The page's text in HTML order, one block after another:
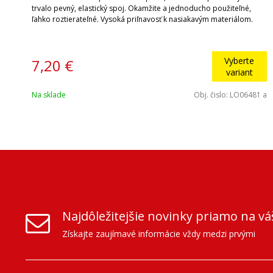
trvalo pevný, elastický spoj. Okamžite a jednoducho použiteľné,
ľahko roztierateľné. Vysoká priľnavosť k nasiakavým materiálom.
7,20 €
Vyberte
variant
Na sklade Obj. čislo: LO06481 a
Najdôležitejšie novinky priamo na
Získajte zaujímavé informácie vždy medzi prvými